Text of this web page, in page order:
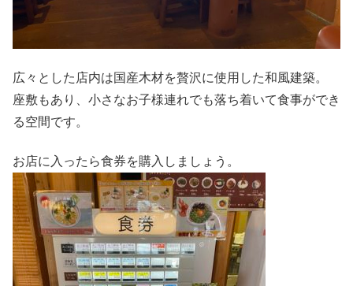
広々とした店内は国産木材を贅沢に使用した和風建築。
座敷もあり、小さなお子様連れでも落ち着いて食事ができ
る空間です。
お店に入ったら食券を購入しましょう。